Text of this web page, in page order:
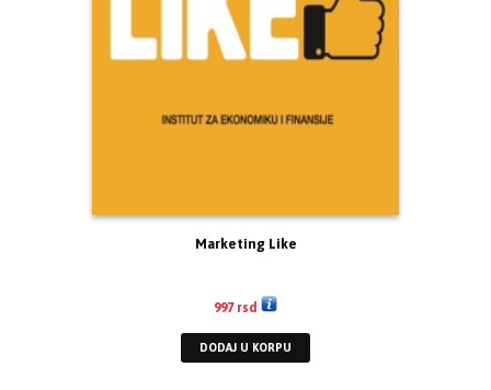
Marketing Like
997 rsd
DODAJ U KORPU